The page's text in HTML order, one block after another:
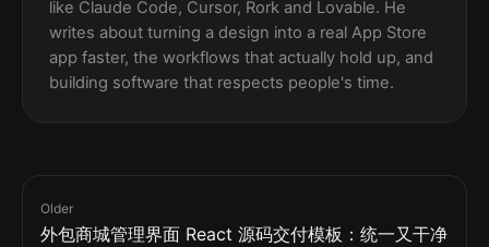
like Claude Code, Cursor, Rork and Lovable. He
writes about turning a design into a real App Store
app faster, the workflows that actually hold up, and
building software that respects people's time.
Older
外包商城管理界面 React 源码交付模板：统一又干净